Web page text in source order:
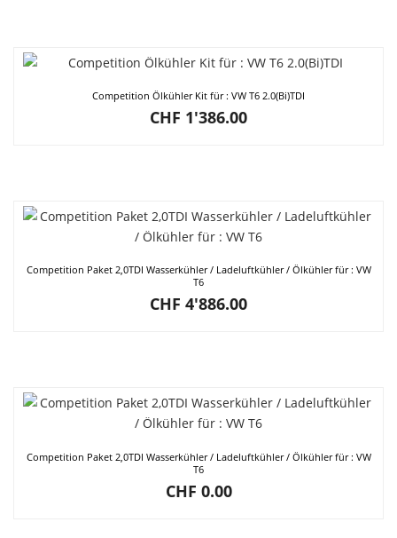
Competition Ölkühler Kit für : VW T6 2.0(Bi)TDI
CHF 1'386.00
Competition Paket 2,0TDI Wasserkühler / Ladeluftkühler / Ölkühler für : VW
T6
CHF 4'886.00
Competition Paket 2,0TDI Wasserkühler / Ladeluftkühler / Ölkühler für : VW
T6
CHF 0.00